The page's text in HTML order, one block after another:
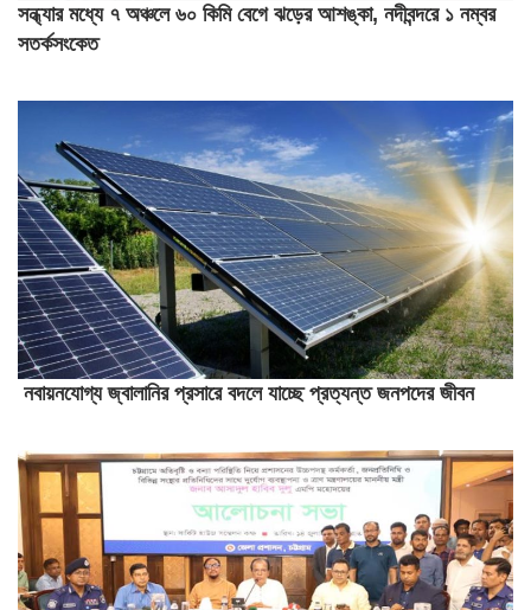
সন্ধ্যার মধ্যে ৭ অঞ্চলে ৬০ কিমি বেগে ঝড়ের আশঙ্কা, নদীবন্দরে ১ নম্বর
সতর্কসংকেত
নবায়নযোগ্য জ্বালানির প্রসারে বদলে যাচ্ছে প্রত্যন্ত জনপদের জীবন